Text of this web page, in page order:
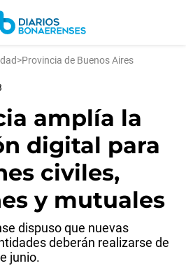
>Provincia de Buenos Aires
amplía la
digital para
civiles,
y mutuales
dispuso que nuevas
deberán realizarse de
junio.